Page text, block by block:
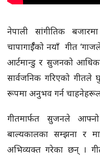
नेपाली सांगीतिक बजारमा
चापागाईँको नयाँ गीत
आर्टमान्डु र सुजनको
सार्वजनिक गरिएको गीतले
रूपमा अनुभव गर्न
गीतमार्फत सुजनले आफ्नो
बाल्यकालका सम्झना र
अभिव्यक्त गरेका छन् ।